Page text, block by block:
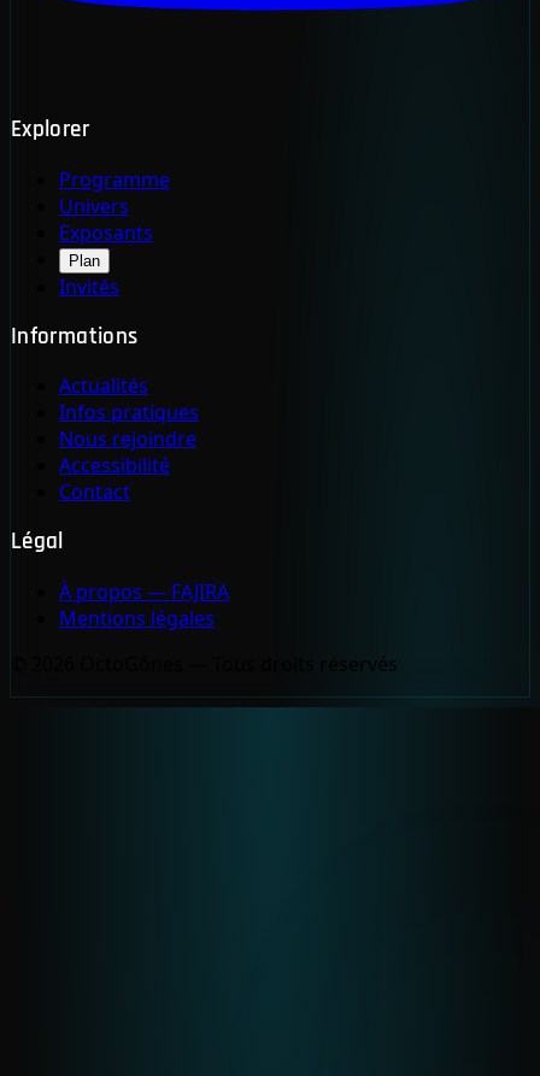
Explorer
Programme
Univers
Exposants
Plan
Invités
Informations
Actualités
Infos pratiques
Nous rejoindre
Accessibilité
Contact
Légal
À propos — FAJIRA
Mentions légales
© 2026 OctoGônes — Tous droits réservés